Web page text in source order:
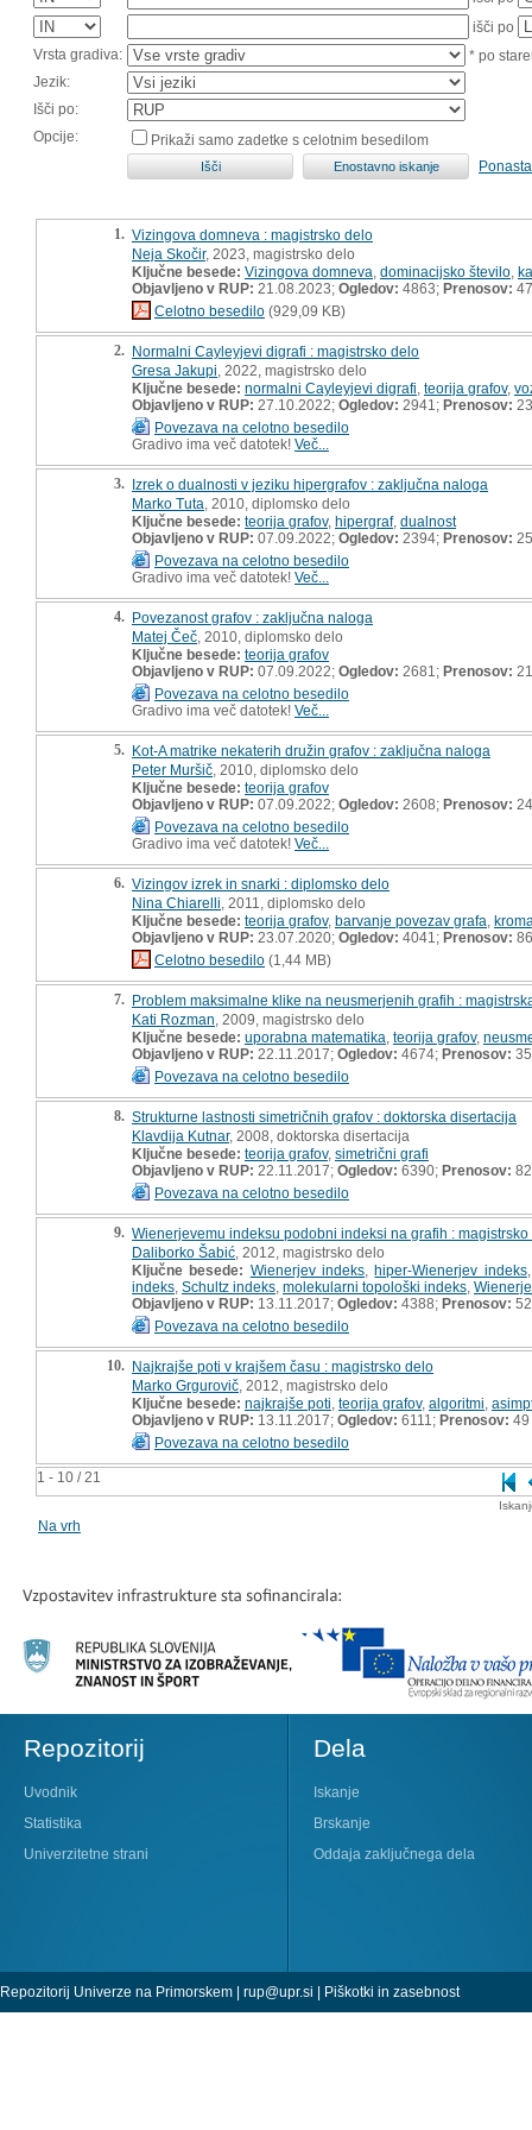
išči po
Vrsta gradiva:
* po
Jezik:
Išči po:
Opcije:
Prikaži samo zadetke s celotnim besedilom
1 - 10 / 21
1. Vizingova domneva : magistrsko delo
Neja Skočir, 2023, magistrsko delo
Ključne besede: Vizingova domneva dominacijsko število
Objavljeno v RUP: 21.08.2023; Ogledov: 4863; Prenosov: 47
Celotno besedilo (929,09 KB)
2. Normalni Cayleyjevi digrafi : magistrsko delo
Gresa Jakupi , 2022, magistrsko delo
Ključne besede: normalni Cayleyjevi digrafi teorija grafov,
Objavljeno v RUP: 27.10.2022; Ogledov: 2941; Prenosov: 23
Povezava na celotno besedilo
Gradivo ima več datotek! Več...
3. Izrek o dualnosti v jeziku hipergrafov : zaključna naloga
Marko Tuta , 2010, diplomsko delo
Ključne besede: teorija grafov, hipergraf, dualnost
Objavljeno v RUP: 07.09.2022; Ogledov: 2394; Prenosov: 25
Povezava na celotno besedilo
Gradivo ima več datotek! Več...
4. Povezanost grafov : zaključna naloga
Matej Čeč , 2010, diplomsko delo
Ključne besede: teorija grafov
Objavljeno v RUP: 07.09.2022; Ogledov: 2681; Prenosov: 21
Povezava na celotno besedilo
Gradivo ima več datotek! Več...
5. Kot-A matrike nekaterih družin grafov : zaključna naloga
Peter Muršič , 2010, diplomsko delo
Ključne besede: teorija grafov
Objavljeno v RUP: 07.09.2022; Ogledov: 2608; Prenosov: 24
Povezava na celotno besedilo
Gradivo ima več datotek! Več...
6. Vizingov izrek in snarki : diplomsko delo
Nina Chiarelli , 2011, diplomsko delo
Ključne besede: teorija grafov, barvanje povezav grafa
Objavljeno v RUP: 23.07.2020; Ogledov: 4041; Prenosov: 86
Celotno besedilo (1,44 MB)
7. Problem maksimalne klike na neusmerjenih grafih :
Kati Rozman , 2009, magistrsko delo
Ključne besede: uporabna matematika teorija grafov,
Objavljeno v RUP: 22.11.2017; Ogledov: 4674; Prenosov: 35
Povezava na celotno besedilo
8. Strukturne lastnosti simetričnih grafov : doktorska disertacija
Klavdija Kutnar, 2008, doktorska disertacija
Ključne besede: teorija grafov, simetrični grafi
Objavljeno v RUP: 22.11.2017; Ogledov: 6390; Prenosov: 82
Povezava na celotno besedilo
9. Wienerjevemu indeksu podobni indeksi na grafih : magistrsko
Daliborko Šabić , 2012, magistrsko delo
Ključne besede: Wienerjev indeks ,hiper-Wienerjev indeks
indeks Schultz indeks molekularni topološki indeks
Objavljeno v RUP: 13.11.2017; Ogledov: 4388; Prenosov: 52
Povezava na celotno besedilo
10. Najkrajše poti v krajšem času : magistrsko delo
Marko Grgurovič , 2012, magistrsko delo
Ključne besede: najkrajše poti teorija grafov, algoritmi
Objavljeno v RUP: 13.11.2017; Ogledov: 6111; Prenosov: 49
Povezava na celotno besedilo
Na vrh
Repozitorij
Uvodnik
Statistika
Univerzitetne strani
Dela
Iskanje
Brskanje
Oddaja zaključnega dela
Repozitorij Univerze na Primorskem | rup@upr.si | Piškotki in zasebnost